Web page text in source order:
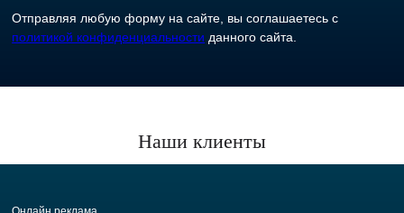
Отправляя любую форму на сайте, вы соглашаетесь с
политикой конфиденциальности данного сайта.
Наши клиенты